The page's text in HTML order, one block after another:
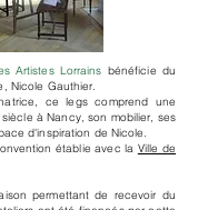
Artistes Lorrains bénéficie du
Nicole Gauthier.
ce legs comprend une
à Nancy, son mobilier, ses
d'inspiration de Nicole.
établie avec la Ville de
permettant de recevoir du